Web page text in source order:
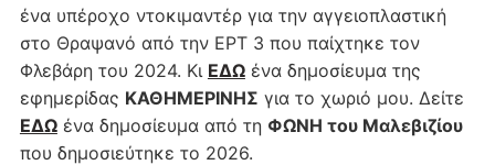
ένα υπέροχο ντοκιμαντέρ για την αγγειοπλαστική
στο Θραψανό από την ΕΡΤ 3 που παίχτηκε τον
Φλεβάρη του 2024. Κι ΕΔΩένα δημοσίευμα της
εφημερίδας ΚΑΘΗΜΕΡΙΝΗΣ για το χωριό μου. Δείτε
ΕΔΩένα δημοσίευμα από τη ΦΩΝΗ του Μαλεβιζίου
που δημοσιεύτηκε το 2026.